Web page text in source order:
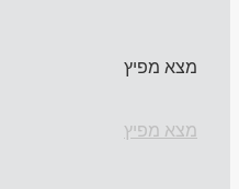
מצא מפיץ
מצא מפיץ